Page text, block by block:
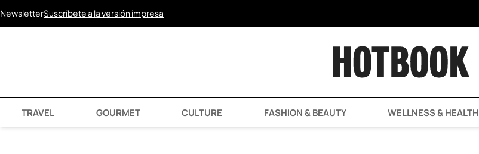
NewsletterSuscríbete a la versión impresa
TRAVEL GOURMET CULTURE FASHION & BEAUTY WELLNESS & HEALTH